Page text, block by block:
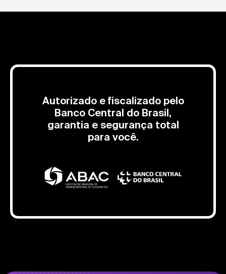
Autorizado e fiscalizado pelo
Banco Central do Brasil,
garantia e segurança total
para você.